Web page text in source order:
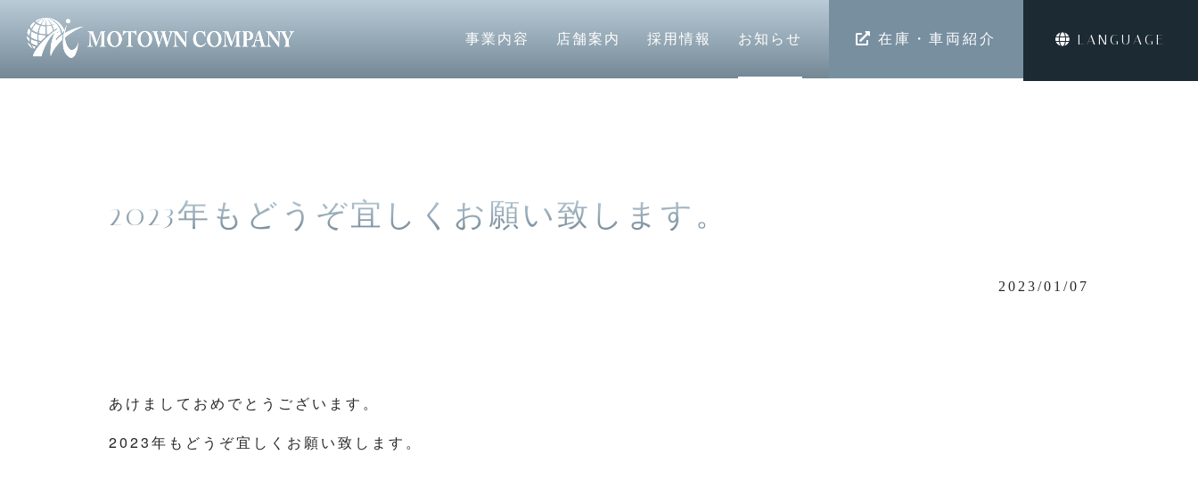
事業内容 店舗案内 採用情報 お知らせ 在庫・車両紹介 LANGUAGE
MOTOWN株式会社 HOME NEWS
2023年もどうぞ宜しくお願い致します。
2023/01/07
あけましておめでとうございます。
2023年もどうぞ宜しくお願い致します。